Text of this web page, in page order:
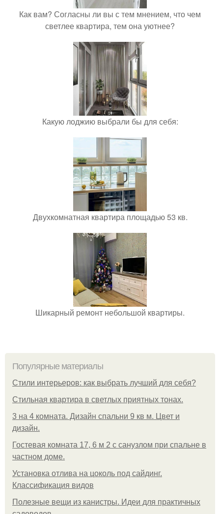
Как вам? Согласны ли вы с тем мнением, что чем
светлее квартира, тем она уютнее?
Какую лоджию выбрали бы для себя:
Двухкомнатная квартира площадью 53 кв.
Шикарный ремонт небольшой квартиры.
Популярные материалы
Стили интерьеров: как выбрать лучший для себя?
Стильная квартира в светлых приятных тонах.
3 на 4 комната. Дизайн спальни 9 кв м. Цвет и
дизайн.
Гостевая комната 17, 6 м 2 с санузлом при спальне в
частном доме.
Установка отлива на цоколь под сайдинг.
Классификация видов
Полезные вещи из канистры. Идеи для практичных